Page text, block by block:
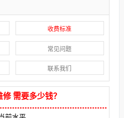
收费标准
常见问题
联系我们
需要多少钱？